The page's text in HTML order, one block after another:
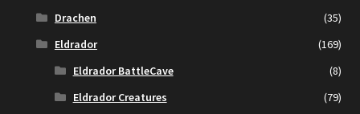
Drachen
(35)
Eldrador
(169)
Eldrador BattleCave
(8)
Eldrador Creatures
(79)